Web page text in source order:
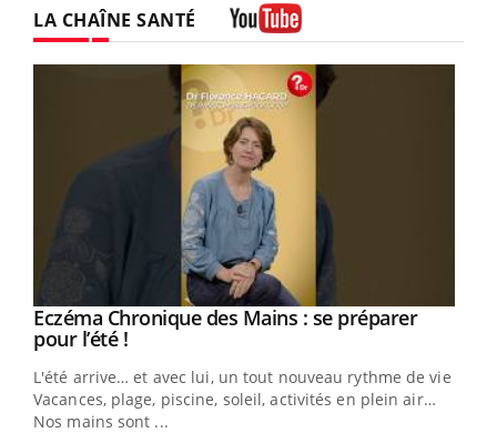
LA CHAÎNE SANTÉ
Youtube
Eczéma Chronique des Mains : se préparer
pour l’été !Youtube
L'été arrive… et avec lui, un tout nouveau rythme de vie !
Vacances, plage, piscine, soleil, activités en plein air…
Nos mains sont ...